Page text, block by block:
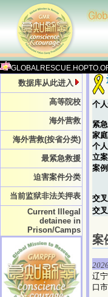
数据库从此进入
高等院校
海外营救
海外营救(按省分类)
最紧急救援
迫害案件分类
当前监狱非法关押表
Current Illegal
detainee in
Prison/Camps
个
紧
家
个
立
案
交
交
案
辽
口